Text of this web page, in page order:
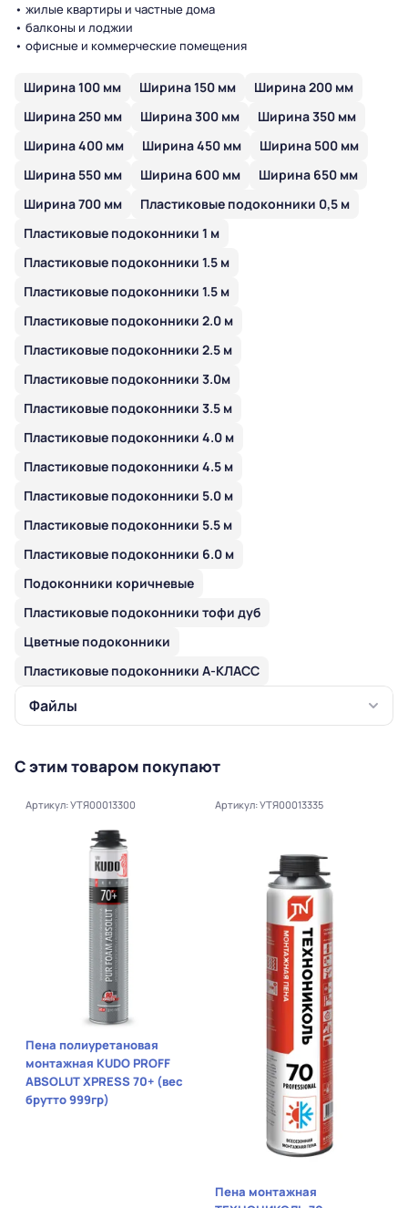
• жилые квартиры и частные дома
• балконы и лоджии
• офисные и коммерческие помещения
Ширина 100 мм Ширина 150 мм
Ширина 200 мм
Ширина 250 мм
Ширина 300 мм
Ширина 350 мм
Ширина 400 мм
Ширина 450 мм
Ширина 500 мм
Ширина 550 мм
Ширина 600 мм
Ширина 650 мм
Ширина 700 мм
Пластиковые подоконники 0,5 м
Пластиковые подоконники 1 м
Пластиковые подоконники 1.5 м
Пластиковые подоконники 1.5 м
Пластиковые подоконники 2.0 м
Пластиковые подоконники 2.5 м
Пластиковые подоконники 3.0м
Пластиковые подоконники 3.5 м
Пластиковые подоконники 4.0 м
Пластиковые подоконники 4.5 м
Пластиковые подоконники 5.0 м
Пластиковые подоконники 5.5 м
Пластиковые подоконники 6.0 м
Подоконники коричневые
Пластиковые подоконники тофи дуб
Цветные подоконники
Пластиковые подоконники А-КЛАСС
Файлы
С этим товаром покупают
Артикул: УТЯ00013300
Пена полиуретановая
монтажная KUDO PROFF
ABSOLUT XPRESS 70+ (вес
брутто 999гр)
Артикул: УТЯ00013335
Пена монтажная